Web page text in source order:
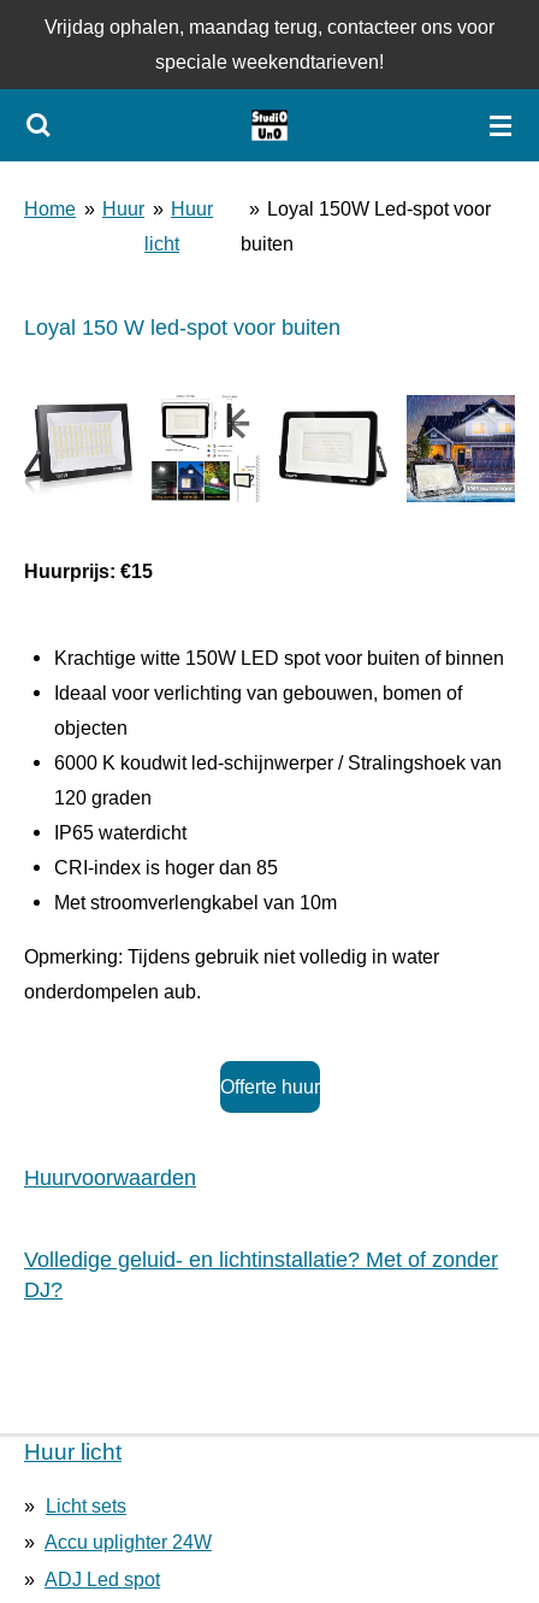
de
hoofdinhoud
Vrijdag ophalen, maandag terug, contacteer ons voor
speciale weekendtarieven!
Home » Huur » Huur
licht
» Loyal 150W Led-spot voor
buiten
Loyal 150 W led-spot voor buiten
Huurprijs: €15
Krachtige witte 150W LED spot voor buiten of binnen
Ideaal voor verlichting van gebouwen, bomen of
objecten
6000 K koudwit led-schijnwerper / Stralingshoek van
120 graden
IP65 waterdicht
CRI-index is hoger dan 85
Met stroomverlengkabel van 10m
Opmerking: Tijdens gebruik niet volledig in water
onderdompelen aub.
Offerte huur
Huurvoorwaarden
Volledige geluid- en lichtinstallatie? Met of zonder
DJ?
Huur licht
Licht sets
Accu uplighter 24W
ADJ Led spot